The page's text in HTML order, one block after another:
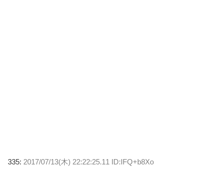
335: 2017/07/13(木) 22:22:25.11 ID:IFQ+b8Xo